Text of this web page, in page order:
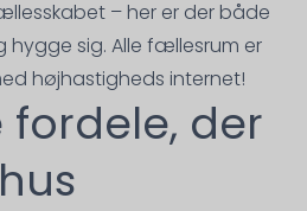
– her er der både
hygge sig. Alle fællesrum er
højhastigheds internet!
der